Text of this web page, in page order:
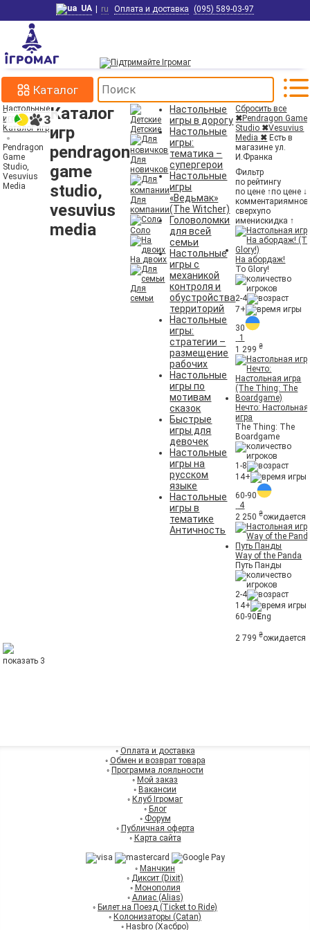
UA | ru Оплата и доставка (095) 589-03-97
Каталог
Настольные
игры
Каталог игр
Pendragon
Game
Studio,
Vesuvius
Media
Каталог
игр
pendragon
game
studio,
vesuvius
media
Детские
Для
новичков
Для
компании
Соло
На двоих
Для
семьи
Настольные
игры в дорогу
Настольные
игры:
тематика –
супергерои
Настольные
игры
«Ведьмак»
(The Witcher)
Головоломки
для всей
семьи
Настольные
игры с
механикой
контроля и
обустройства
территорий
Настольные
игры:
стратегии –
размещение
рабочих
Настольные
игры по
мотивам
сказок
Быстрые
игры для
девочек
Настольные
игры на
русском
языке
Настольные
игры в
тематике
Античность
Сбросить все
✖Pendragon Game
Studio ✖Vesuvius
Media ✖ Есть в
магазине ул.
И.Франка
Фильтр
по рейтингу
по цене ↑по цене ↓
комментариям
сверхупо
именискидка ↑
На абордаж!
To Glory!
2-4
7+
30
1
1 299₴
Нечто: Настольная
игра
The Thing: The
Boardgame
1-8
14+
60-90
4
2 250₴ожидается
Way of the Panda
Путь Панды
2-4
14+
60-90 Eng
2 799₴ожидается
показать 3
◦ Оплата и доставка
◦ Обмен и возврат товара
◦ Программа лояльности
◦ Мой заказ
◦ Вакансии
◦ Клуб Ігромаг
◦ Блог
◦ Форум
◦ Публичная оферта
◦ Карта сайта
◦ Манчкин
◦ Диксит (Dixit)
◦ Монополия
◦ Алиас (Alias)
◦ Билет на Поезд (Ticket to Ride)
◦ Колонизаторы (Catan)
◦ Hasbro (Хасбро)